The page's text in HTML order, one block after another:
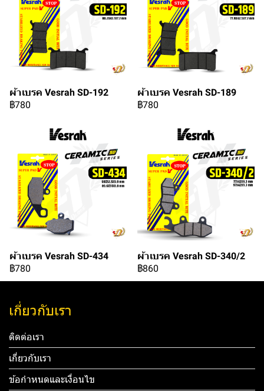
ผ้าเบรค Vesrah SD-192
฿780
ผ้าเบรค Vesrah SD-189
฿780
ผ้าเบรค Vesrah SD-434
฿780
ผ้าเบรค Vesrah SD-340/2
฿860
เกี่ยวกับเรา
ติดต่อเรา
เกี่ยวกับเรา
ข้อกำหนดและเงื่อนไข